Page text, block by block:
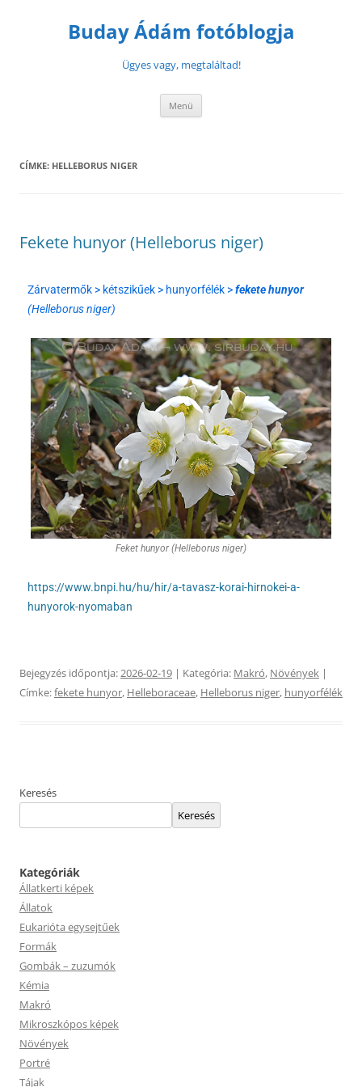
Buday Ádám fotóblogja
Ügyes vagy, megtaláltad!
Menü
CÍMKE: HELLEBORUS NIGER
Fekete hunyor (Helleborus niger)
Zárvatermők > kétszikűek > hunyorfélék >fekete hunyor
(Helleborus niger)
Feket hunyor (Helleborus niger)
https://www.bnpi.hu/hu/hir/a-tavasz-korai-hirnokei-a-
hunyorok-nyomaban
Bejegyzés időpontja:2026-02-19 | Kategória: Makró, Növények |
Címke:fekete hunyor, Helleboraceae, Helleborus niger, hunyorfélék
Keresés
Keresés
Kategóriák
Állatkerti képek
Állatok
Eukarióta egysejtűek
Formák
Gombák – zuzumók
Kémia
Makró
Mikroszkópos képek
Növények
Portré
Tájak